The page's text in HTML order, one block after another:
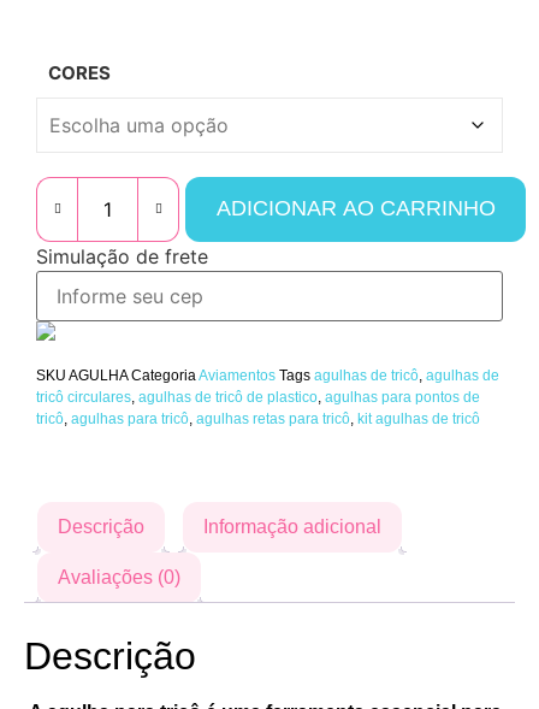
CORES
ADICIONAR AO CARRINHO
Simulação de frete
SKU AGULHACategoria Aviamentos Tags agulhas de tricô agulhas de
tricô circulares agulhas de tricô de plastico agulhas para pontos de
tricô agulhas para tricô agulhas retas para tricô kit agulhas de tricô
Descrição Informação adicional
Avaliações (0)
Descrição